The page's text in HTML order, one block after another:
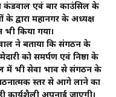
कंडवाल एवं बार काउंसिल के
द्वारा महानगर के अध्यक्ष
भी किया गया।
ने बताया कि संगठन के
को समर्पण एवं निष्ठा के
में भी सेवा भाव से संगठन के
स्तर से आगे लाने का